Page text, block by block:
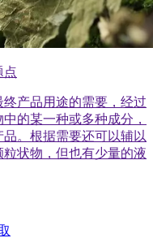
点
产品用途的需要，经过
的某一种或多种成分，
。根据需要还可以辅以
状物，但也有少量的液